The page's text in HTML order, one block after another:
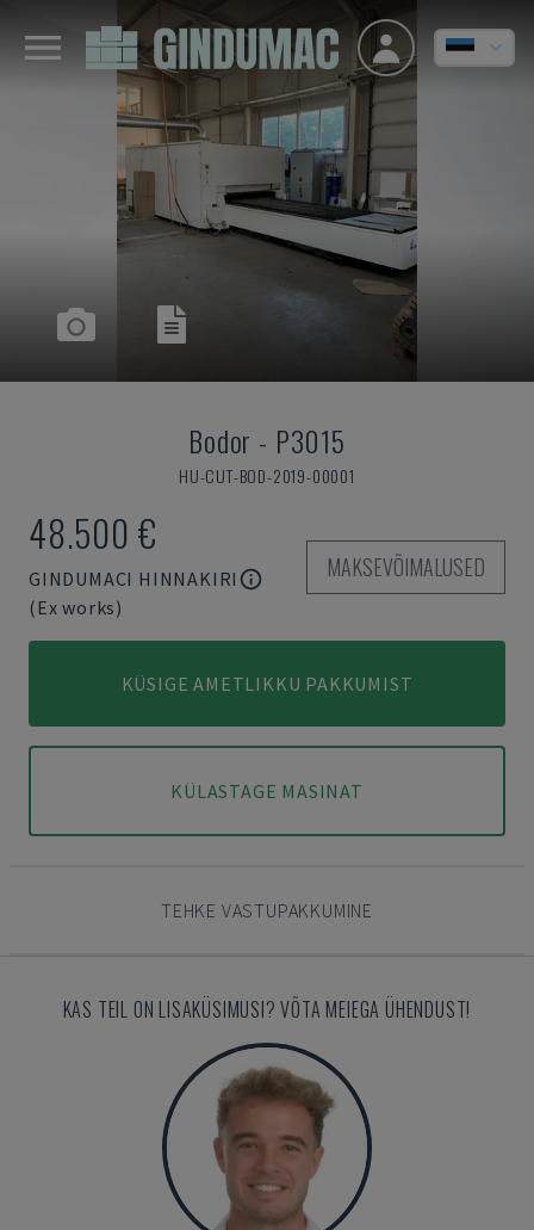
Bodor - P3015
HU-CUT-BOD-2019-00001
48.500 €
GINDUMACI HINNAKIRI
(Ex works)
MAKSEVÕIMALUSED
KÜSIGE AMETLIKKU PAKKUMIST
KÜLASTAGE MASINAT
TEHKE VASTUPAKKUMINE
KAS TEIL ON LISAKÜSIMUSI? VÕTA MEIEGA ÜHENDUST!